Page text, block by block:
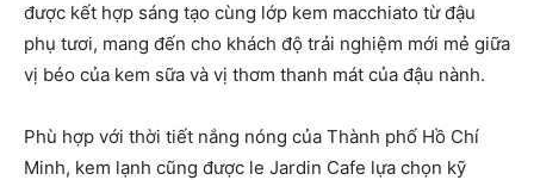
được kết hợp sáng tạo cùng lớp kem macchiato từ đậu
phụ tươi, mang đến cho khách độ trải nghiệm mới mẻ giữa
vị béo của kem sữa và vị thơm thanh mát của đậu nành.
Phù hợp với thời tiết nắng nóng của Thành phố Hồ Chí
Minh, kem lạnh cũng được le Jardin Cafe lựa chọn kỹ